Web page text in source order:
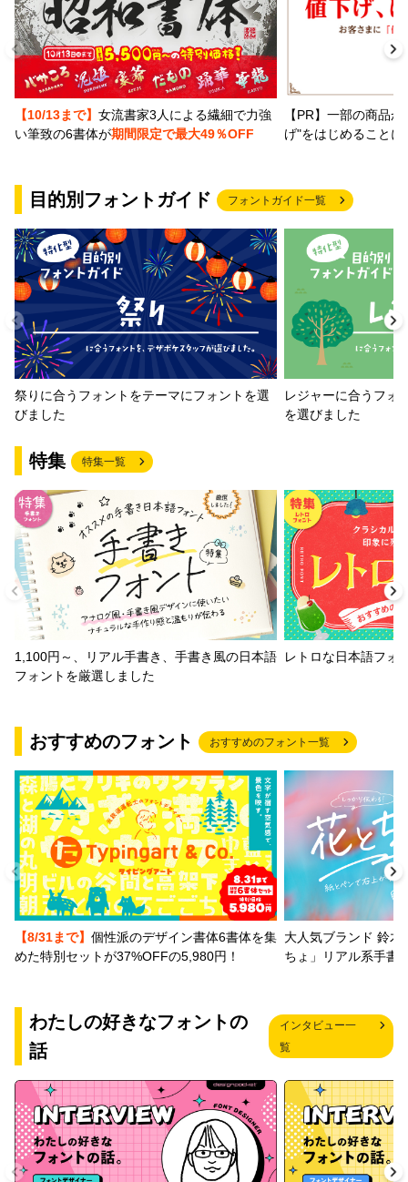
【10/13まで】 女流書家3人による繊細で力強
い筆致の6書体が期間限定で最大49％OFF
【PR】一部の商品
げ"をはじめること
目的別フォントガイド フォントガイド一覧
祭りに合うフォントをテーマにフォントを選
びました
レジャーに合うフォ
を選びました
特集 特集一覧
1,100円～、リアル手書き、手書き風の日本語
フォントを厳選しました
レトロな日本語フォ
おすすめのフォント おすすめのフォント一覧
【8/31まで】 個性派のデザイン書体6書体を集
めた特別セットが37%OFFの5,980円！
大人気ブランド 鈴木
ちょ」リアル系手書
わたしの好きなフォントの
話
インタビュー一
覧